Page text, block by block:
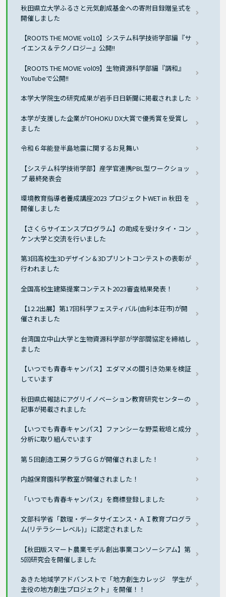
秋田県立大学ふるさと元気創成基金への寄附目録贈呈式を
開催しました
【ROOTS THE MOVIE vol10】システム科学技術学部編『サ
イエンス＆テクノロジー』公開!!
【ROOTS THE MOVIE vol09】生物資源科学部編『調和』
YouTubeで公開!!
本学大学院生の研究成果が岩手日日新聞に掲載されました
本学が支援した企業がTOHOKU DX大賞で優秀賞を受賞し
ました
令和６年能登半島地震に関するお見舞い
【システム科学技術学部】産学官連携PBL型ワークショッ
プ 最終発表会
環境教育指導者養成講座2023 プロジェクトWET in 秋田 を
開催しました
【さくらサイエンスプログラム】の助成を受けタイ・コン
ケン大学と交流を行いました
第3回高校生3Dデザイン＆3Dプリントコンテストの表彰が
行われました
全国高校生建築提案コンテスト2023審査結果発表！
【12.2出展】第17回科学フェスティバル(由利本荘市)が開
催されました
台湾国立中山大学と生物資源科学部が学部間協定を締結し
ました
【いつでも青春キャンパス】エダマメの間引き効果を検証
しています
秋田県広報誌にアグリイノベーション教育研究センターの
記事が掲載されました
【いつでも青春キャンパス】ファンシーな野菜栽培と成分
分析に取り組んでいます
第５回創造工房クラブＧＧが開催されました！
内越保育園科学教室が開催されました！
「いつでも青春キャンパス」を商標登録しました
文部科学省「数理・データサイエンス・ＡＩ教育プログラ
ム(リテラシーレベル)」に認定されました
【秋田版スマート農業モデル創出事業コンソーシアム】第
5回研究会を開催しました
あきた地域学アドバンストで「地方創生カレッジ 学生が
主役の地方創生プロジェクト」を開催！！